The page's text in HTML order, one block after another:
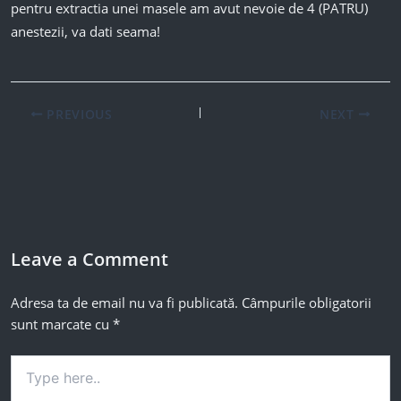
pentru extractia unei masele am avut nevoie de 4 (PATRU)
anestezii, va dati seama!
PREVIOUS NEXT
Leave a Comment
Adresa ta de email nu va fi publicată. Câmpurile obligatorii
sunt marcate cu *
here..